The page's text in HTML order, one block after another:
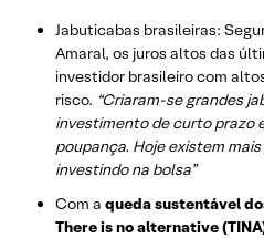
Jabuticabas brasileiras:
Amaral, os juros altos das
investidor brasileiro com
risco. “Criaram-se grandes
investimento de curto prazo e
poupança. Hoje existem
investindo na bolsa”
Com a queda sustentável
There is no alternative